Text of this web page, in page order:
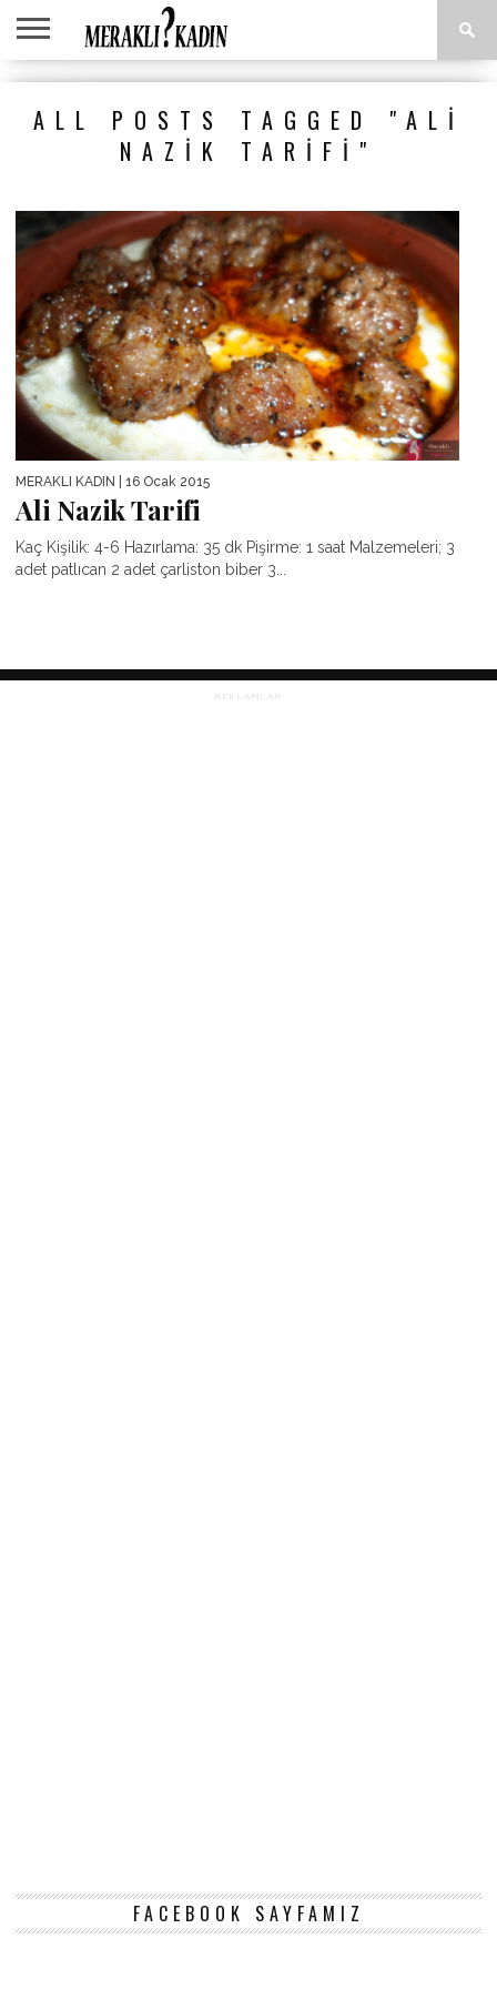
ANASAYFA
ÇOCUK
İLIŞKILER
TARIFLERI
ALL POSTS TAGGED "ALI
NAZIK TARIFI"
MERAKLI KADIN | 16 Ocak 2015
Ali Nazik Tarifi
Kaç Kişilik: 4-6 Hazırlama: 35 dk Pişirme: 1 saat Malzemeleri; 3
adet patlıcan 2 adet çarliston biber 3...
REKLAMLAR
FACEBOOK SAYFAMIZ